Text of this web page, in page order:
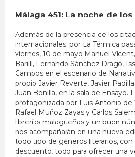
Málaga 451: La noche de
Además de la presencia de los
internacionales, por La Térmica
viernes, 10 de mayo Manuel
Barilli, Fernando Sánchez Dragó,
Campos en el escenario de
propio Javier Reverte, Javier
Juan Bonilla, en la sala de Ensayo.
protagonizada por Luis Antonio de
Rafael Muñoz Zayas y Carlos
librerías malagueñas y un buen
nos acompañarán en una nueva
todo tipo de géneros literarios, con
descuento, todo para ofrecer una